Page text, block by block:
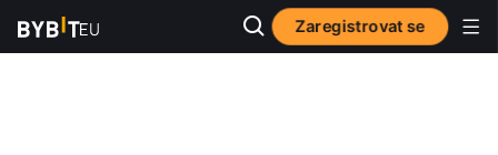
Zaregistrovat se